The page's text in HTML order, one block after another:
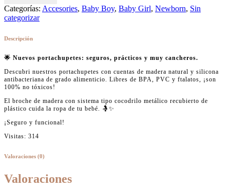
Categorías: Accesories, Baby Boy, Baby Girl, Newborn, Sin
categorizar
Descripción
🌟 Nuevos portachupetes: seguros, prácticos y muy cancheros.
Descubri nuestros portachupetes con cuentas de madera natural y silicona
antibacteriana de grado alimenticio. Libres de BPA, PVC y ftalatos, ¡son
100% no tóxicos!
El broche de madera con sistema tipo cocodrilo metálico recubierto de
plástico cuida la ropa de tu bebé. 🤱✨
¡Seguro y funcional!
Visitas: 314
Valoraciones (0)
Valoraciones